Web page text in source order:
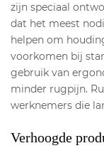
zijn speciaal
dat het meest
helpen om
voorkomen bij
gebruik van
minder rugpijn.
werknemers die
Verhoogde